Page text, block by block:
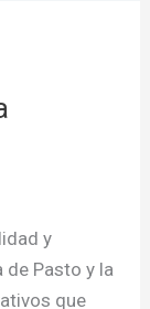
y
Pasto y la
que